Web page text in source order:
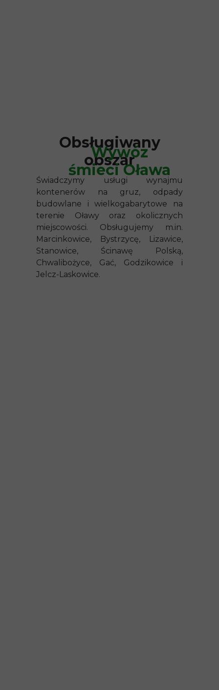
Wywóz
śmieci Oława
Obsługiwany
obszar
Świadczymy usługi wynajmu
kontenerów na gruz, odpady
budowlane i wielkogabarytowe na
terenie Oławy oraz okolicznych
miejscowości. Obsługujemy m.in.
Marcinkowice, Bystrzycę, Lizawice,
Stanowice, Ścinawę Polską,
Chwalibożyce, Gać, Godzikowice i
Jelcz-Laskowice.